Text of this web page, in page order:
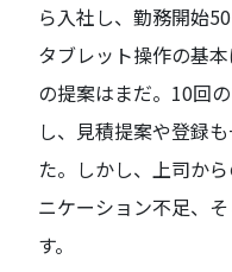
ら入社し、勤務開始
タブレット操作の基
の提案はまだ。10回
し、見積提案や登録
た。しかし、上司か
ニケーション不足、
す。